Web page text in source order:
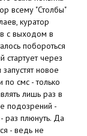
всему "Столбы"
куратор
с выходом в
побороться
стартует через
новое
по смс - только
лишь раз в
подозрений -
раз плюнуть. Да
- ведь не